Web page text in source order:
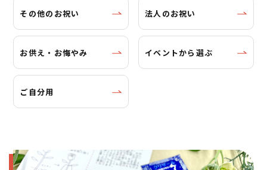
その他のお祝い 法人のお祝い
お供え・お悔やみ イベントから選ぶ
ご自分用